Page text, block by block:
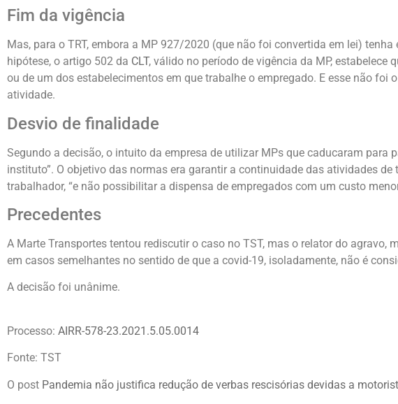
Fim da vigência
Mas, para o TRT, embora a MP 927/2020 (que não foi convertida em lei)
hipótese, o artigo 502 da CLT, válido no período de vigência da MP,
ou de um dos estabelecimentos em que trabalhe o empregado. E esse não
atividade.
Desvio de finalidade
Segundo a decisão, o intuito da empresa de utilizar MPs que caducaram
instituto”. O objetivo das normas era garantir a continuidade das atividades
trabalhador, “e não possibilitar a dispensa de empregados com um custo
Precedentes
A Marte Transportes tentou rediscutir o caso no TST, mas o relator do
em casos semelhantes no sentido de que a covid-19, isoladamente, não é
A decisão foi unânime.
Processo: AIRR-578-23.2021.5.05.0014
Fonte: TST
O post Pandemia não justifica redução de verbas rescisórias devidas a